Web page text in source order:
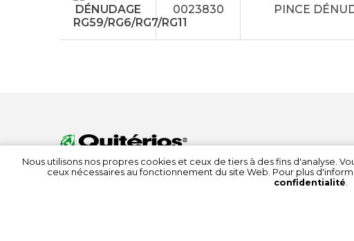
0023830 PINCE
Nous utilisons nos propres cookies et ceux de tiers à des fins d'analyse.
ceux nécessaires au fonctionnement du site Web. Pour plus
confidentialité.